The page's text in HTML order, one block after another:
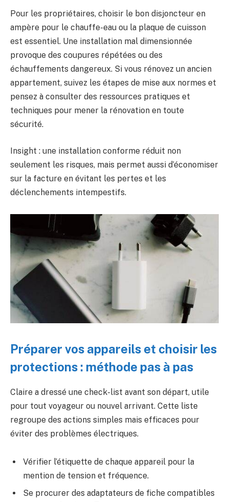
Pour les propriétaires, choisir le bon disjoncteur en
ampère pour le chauffe-eau ou la plaque de cuisson
est essentiel. Une installation mal dimensionnée
provoque des coupures répétées ou des
échauffements dangereux. Si vous rénovez un ancien
appartement, suivez les étapes de mise aux normes et
pensez à consulter des ressources pratiques et
techniques pour mener la rénovation en toute
sécurité.
Insight : une installation conforme réduit non
seulement les risques, mais permet aussi d’économiser
sur la facture en évitant les pertes et les
déclenchements intempestifs.
Préparer vos appareils et choisir les
protections : méthode pas à pas
Claire a dressé une check-list avant son départ, utile
pour tout voyageur ou nouvel arrivant. Cette liste
regroupe des actions simples mais efficaces pour
éviter des problèmes électriques.
Vérifier l’étiquette de chaque appareil pour la
mention de tension et fréquence.
Se procurer des adaptateurs de fiche compatibles